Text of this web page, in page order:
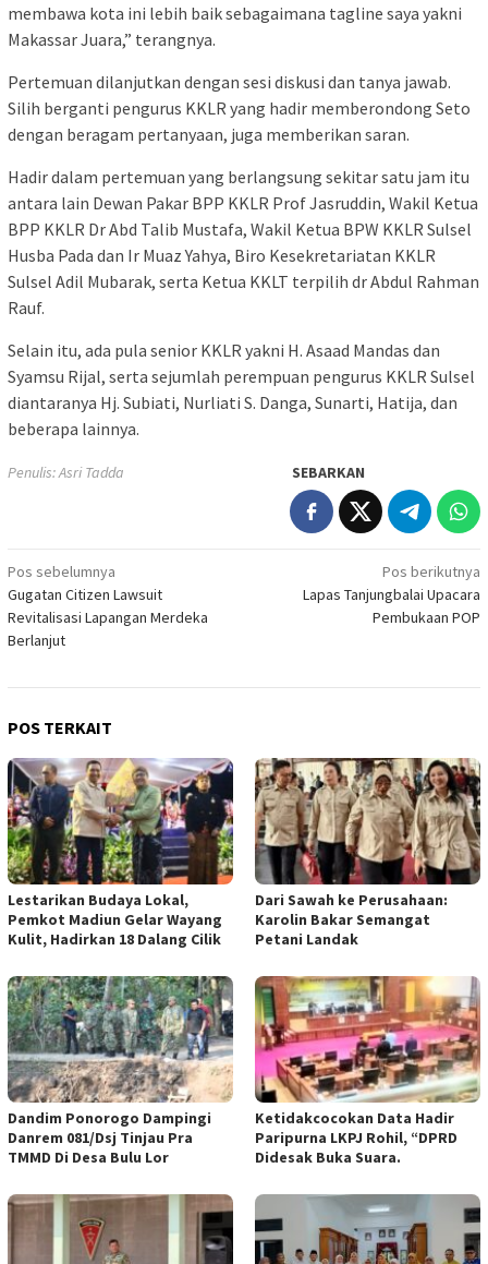
membawa kota ini lebih baik sebagaimana tagline saya yakni
Makassar Juara,” terangnya.
Pertemuan dilanjutkan dengan sesi diskusi dan tanya jawab.
Silih berganti pengurus KKLR yang hadir memberondong Seto
dengan beragam pertanyaan, juga memberikan saran.
Hadir dalam pertemuan yang berlangsung sekitar satu jam itu
antara lain Dewan Pakar BPP KKLR Prof Jasruddin, Wakil Ketua
BPP KKLR Dr Abd Talib Mustafa, Wakil Ketua BPW KKLR Sulsel
Husba Pada dan Ir Muaz Yahya, Biro Kesekretariatan KKLR
Sulsel Adil Mubarak, serta Ketua KKLT terpilih dr Abdul Rahman
Rauf.
Selain itu, ada pula senior KKLR yakni H. Asaad Mandas dan
Syamsu Rijal, serta sejumlah perempuan pengurus KKLR Sulsel
diantaranya Hj. Subiati, Nurliati S. Danga, Sunarti, Hatija, dan
beberapa lainnya.
Penulis: Asri Tadda SEBARKAN
Navigasi
pos
Pos sebelumnya
Gugatan Citizen Lawsuit
Revitalisasi Lapangan Merdeka
Berlanjut
Pos berikutnya
Lapas Tanjungbalai Upacara
Pembukaan POP
POS TERKAIT
Lestarikan Budaya Lokal,
Pemkot Madiun Gelar Wayang
Kulit, Hadirkan 18 Dalang Cilik
Dari Sawah ke Perusahaan:
Karolin Bakar Semangat
Petani Landak
Dandim Ponorogo Dampingi
Danrem 081/Dsj Tinjau Pra
TMMD Di Desa Bulu Lor
Ketidakcocokan Data Hadir
Paripurna LKPJ Rohil, “DPRD
Didesak Buka Suara.